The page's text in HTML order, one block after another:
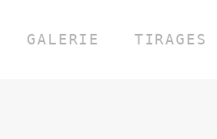
GALERIE TIRAGES